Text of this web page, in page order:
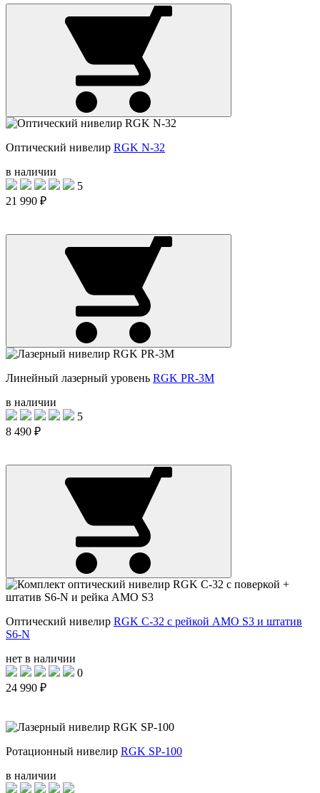
Оптический нивелир RGK N-32
в наличии
5
21 990 ₽
Линейный лазерный уровень RGK PR-3M
в наличии
5
8 490 ₽
Оптический нивелир RGK C-32 с рейкой AMO S3 и штатив
S6-N
нет в наличии
0
24 990 ₽
Ротационный нивелир RGK SP-100
в наличии